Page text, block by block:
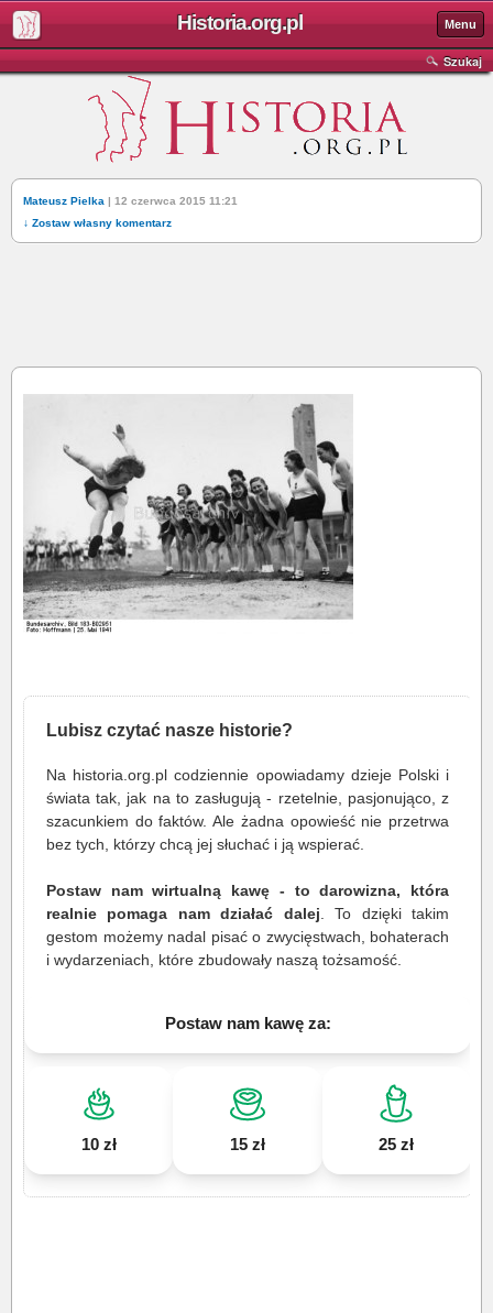
Historia.org.pl Menu
Szukaj
Mateusz Pielka | 12 czerwca 2015 11:21
↓ Zostaw własny komentarz
Lubisz czytać nasze historie?
Na historia.org.pl codziennie opowiadamy dzieje Polski i
świata tak, jak na to zasługują - rzetelnie, pasjonująco, z
szacunkiem do faktów. Ale żadna opowieść nie przetrwa
bez tych, którzy chcą jej słuchać i ją wspierać.
Postaw nam wirtualną kawę - to darowizna, która
realnie pomaga nam działać dalej . To dzięki takim
gestom możemy nadal pisać o zwycięstwach, bohaterach
i wydarzeniach, które zbudowały naszą tożsamość.
Postaw nam kawę za:
10 zł 15 zł 25 zł